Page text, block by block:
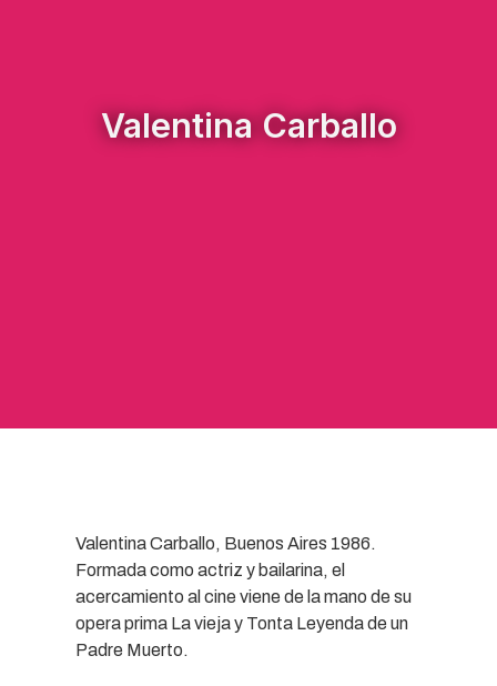
Valentina Carballo
Valentina Carballo, Buenos Aires 1986.
Formada como actriz y bailarina, el
acercamiento al cine viene de la mano de su
opera prima La vieja y Tonta Leyenda de un
Padre Muerto.